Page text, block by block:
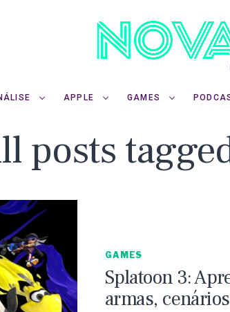
APPLE GAMES
posts
GAMES
Splatoon 3:
armas,